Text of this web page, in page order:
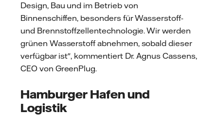
Design, Bau und im Betrieb von
Binnenschiffen, besonders für Wasserstoff-
und Brennstoffzellentechnologie. Wir werden
grünen Wasserstoff abnehmen, sobald dieser
verfügbar ist", kommentiert Dr. Agnus Cassens,
CEO von GreenPlug.
Hamburger Hafen und
Logistik